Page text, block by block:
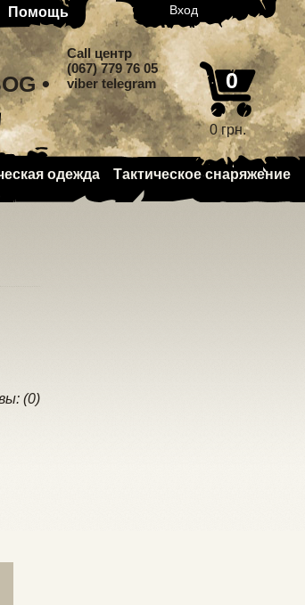
Помощь Вход
•
0
0 грн.
Call центр
(067) 779 76 05
viber telegram
одежда Тактическое снаряжение
(0)